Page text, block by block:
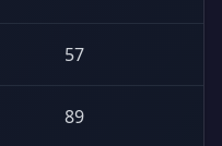
57
89